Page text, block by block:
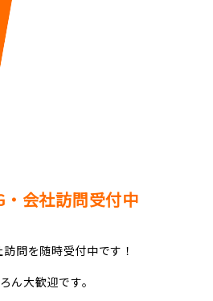
会社訪問受付中
問を随時受付中です！
ん大歓迎です。